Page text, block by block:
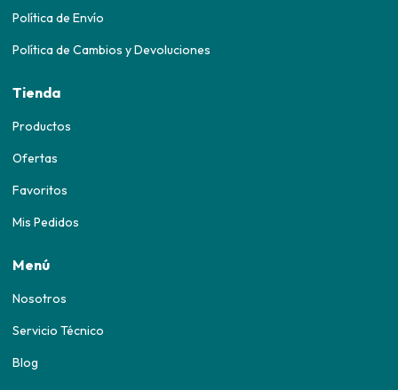
Política de Envío
Política de Cambios y Devoluciones
Tienda
Productos
Ofertas
Favoritos
Mis Pedidos
Menú
Nosotros
Servicio Técnico
Blog